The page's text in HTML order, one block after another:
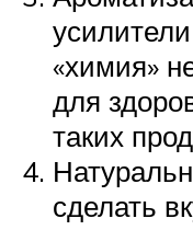
«химия»
для
таких
сделать